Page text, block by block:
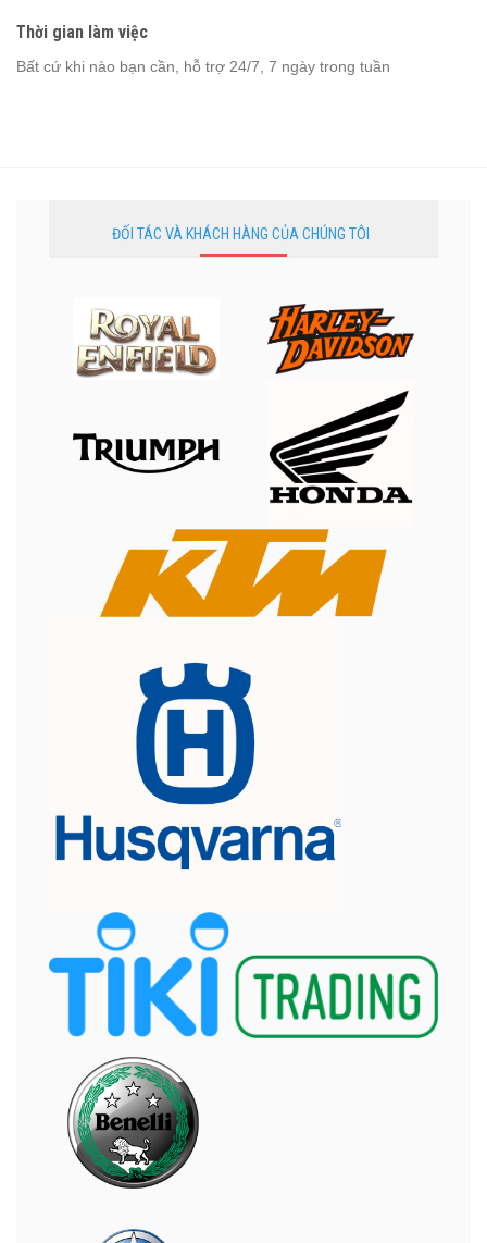
Thời gian làm việc
Bất cứ khi nào bạn cần, hỗ trợ 24/7, 7 ngày trong tuần
ĐỐI TÁC VÀ KHÁCH HÀNG CỦA CHÚNG TÔI